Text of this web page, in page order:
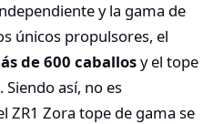
y la gama de
únicos propulsores, el
de 600 caballosy el tope
. Siendo así, no es
ZR1 Zora tope de gama se